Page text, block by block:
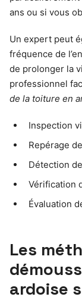
ans ou si vous
Un expert peut
fréquence de
de prolonger la
professionnel
de la toiture en
Inspection
Repérage
Détection
Vérification
Évaluation
Les
ardoise